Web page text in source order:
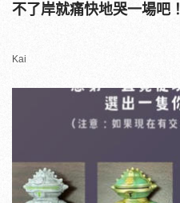
不了岸就痛快地哭一場吧！
Kai